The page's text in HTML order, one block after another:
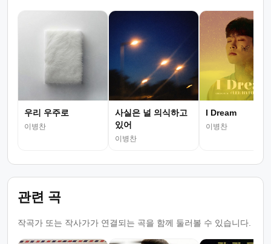
우리 우주로
이병찬
사실은 널 의식하고
있어
이병찬
I Dream
이병찬
관련 곡
작곡가 또는 작사가가 연결되는 곡을 함께 둘러볼 수 있습니다.